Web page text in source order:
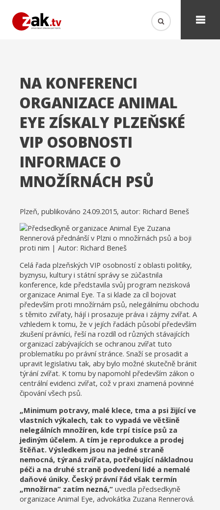
NA KONFERENCI
ORGANIZACE ANIMAL
EYE ZÍSKALY PLZEŇSKÉ
VIP OSOBNOSTI
INFORMACE O
MNOŽÍRNÁCH PSŮ
Plzeň, publikováno 24.09.2015, autor: Richard Beneš
Celá řada plzeňských VIP osobností z oblasti politiky,
byznysu, kultury i státní správy se zúčastnila
konference, kde představila svůj program nezisková
organizace Animal Eye. Ta si klade za cíl bojovat
především proti množírnám psů, nelegálnímu obchodu
s těmito zvířaty, hájí i prosazuje práva i zájmy zvířat. A
vzhledem k tomu, že v jejích řadách působí především
zkušení právníci, řeší na rozdíl od různých stávajících
organizací zabývajících se ochranou zvířat tuto
problematiku po právní stránce. Snaží se prosadit a
upravit legislativu tak, aby bylo možné skutečně bránit
týrání zvířat. K tomu by napomohl především zákon o
centrální evidenci zvířat, což v praxi znamená povinné
čipování všech psů.
„Minimum potravy, malé klece, tma a psi žijící ve
vlastních výkalech, tak to vypadá ve většině
nelegálních množíren, kde trpí tisíce psů za
jediným účelem. A tím je reprodukce a prodej
štěňat. Výsledkem jsou na jedné straně
nemocná, týraná zvířata, potřebující nákladnou
péči a na druhé straně podvedení lidé a nemalé
daňové úniky. Český právní řád však termín
„množírna“ zatím nezná,“ uvedla předsedkyně
organizace Animal Eye, advokátka Zuzana Rennerová.